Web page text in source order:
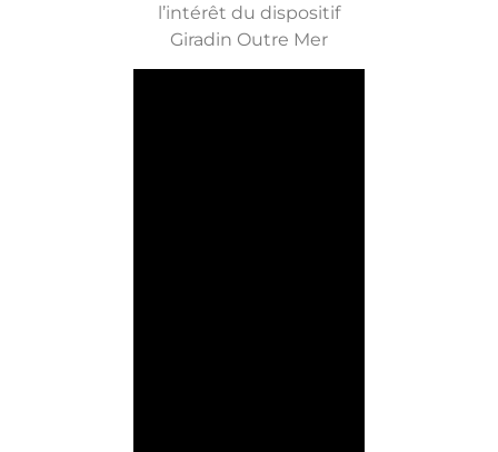
l’intérêt du dispositif
Giradin Outre Mer